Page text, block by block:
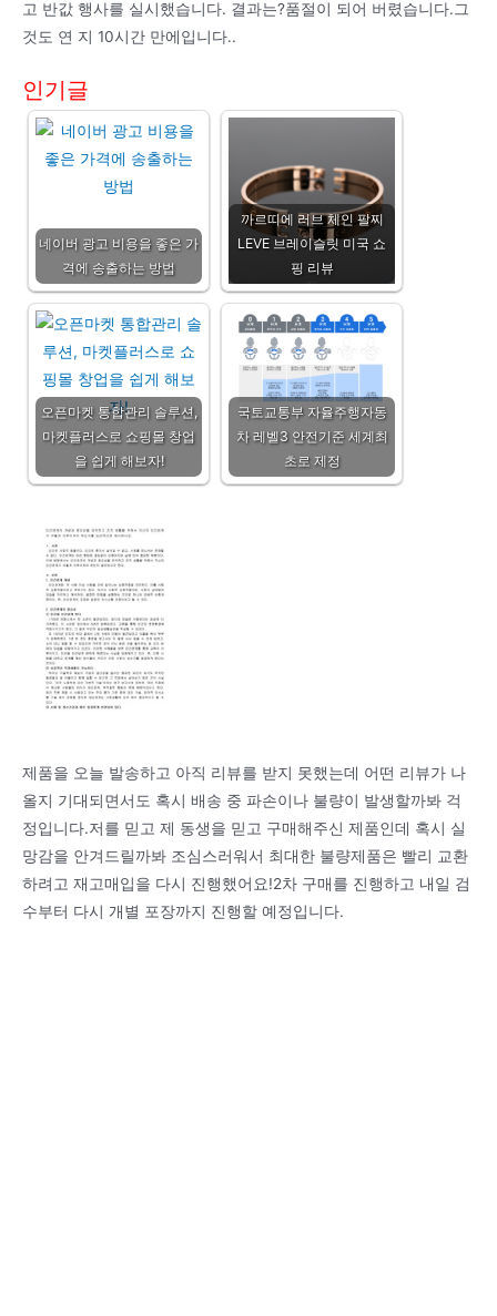
고 반값 행사를 실시했습니다. 결과는?품절이 되어 버렸습니다.그
것도 연 지 10시간 만에입니다..
인기글
네이버 광고 비용을 좋은 가
격에 송출하는 방법
까르띠에 러브 체인 팔찌
LEVE 브레이슬릿 미국 쇼
핑 리뷰
오픈마켓 통합관리 솔루션,
마켓플러스로 쇼핑몰 창업
을 쉽게 해보자!
국토교통부 자율주행자동
차 레벨3 안전기준 세계최
초로 제정
제품을 오늘 발송하고 아직 리뷰를 받지 못했는데 어떤 리뷰가 나
올지 기대되면서도 혹시 배송 중 파손이나 불량이 발생할까봐 걱
정입니다.저를 믿고 제 동생을 믿고 구매해주신 제품인데 혹시 실
망감을 안겨드릴까봐 조심스러워서 최대한 불량제품은 빨리 교환
하려고 재고매입을 다시 진행했어요!2차 구매를 진행하고 내일 검
수부터 다시 개별 포장까지 진행할 예정입니다.